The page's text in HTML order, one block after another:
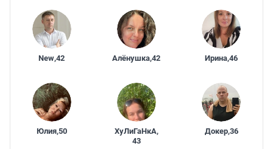
New,42 Алёнушка,42 Ирина,46
Юлия,50 ХуЛиГаНкА,
43
Докер,36